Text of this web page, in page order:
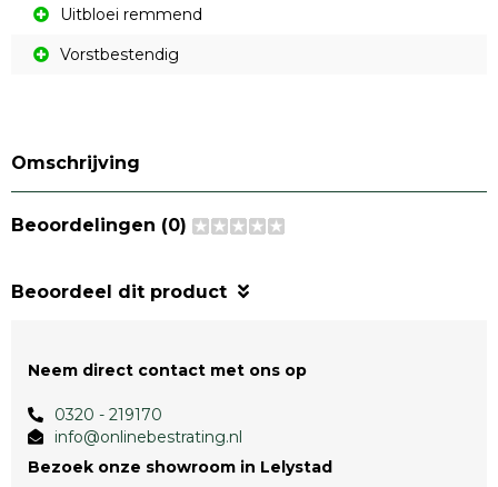
Uitbloei remmend
Vorstbestendig
Omschrijving
Beoordelingen (0)
Beoordeel dit product
Neem direct contact met ons op
0320 - 219170
info@onlinebestrating.nl
Bezoek onze showroom in Lelystad